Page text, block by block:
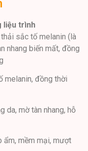
liệu trình
sắc tố melanin (là
nhang biến mất, đồng
melanin, đồng thời
da, mờ tàn nhang, hỗ
ẩm, mềm mại, mượt